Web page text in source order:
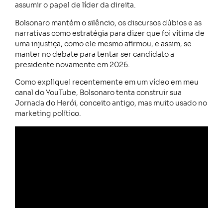
assumir o papel de líder da direita.
Bolsonaro mantém o silêncio, os discursos dúbios e as
narrativas como estratégia para dizer que foi vítima de
uma injustiça, como ele mesmo afirmou, e assim, se
manter no debate para tentar ser candidato a
presidente novamente em 2026.
Como expliquei recentemente em um vídeo em meu
canal do YouTube, Bolsonaro tenta construir sua
Jornada do Herói, conceito antigo, mas muito usado no
marketing político.